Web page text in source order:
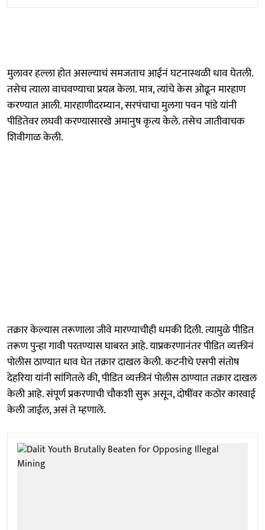
मुलावर हल्ला होत असल्याचं समजताच आईनं घटनास्थळी धाव घेतली.
तसेच त्याला वाचवण्याचा प्रयत्न केला. मात्र, त्यांचे केस ओढून मारहाण
करण्यात आली. मारहाणीदरम्यान, सरपंचाचा मुलगा पवन पांडे यांनी
पीडितेवर लघवी करण्यासारखे अमानुष कृत्य केले. तसेच जातीवाचक
शिवीगाळ केली.
तक्रार केल्यास तरूणाला जीवे मारण्याचीही धमकी दिली. त्यामुळे पीडित
तरूण पुन्हा गावी परतण्यास घाबरत आहे. याप्रकरणानंतर पीडित व्यक्तीनं
पोलीस ठाण्यात धाव घेत तक्रार दाखल केली. कटनीचे एसपी संतोष
देहरिया यांनी सांगितले की, पीडित व्यक्तीनं पोलीस ठाण्यात तक्रार दाखल
केली आहे. संपूर्ण प्रकरणाची चौकशी सुरू असून, दोषींवर कठोर कारवाई
केली जाईल, असं ते म्हणाले.